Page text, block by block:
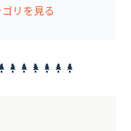
リを見る